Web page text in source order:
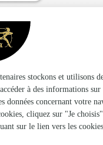
Interflora à